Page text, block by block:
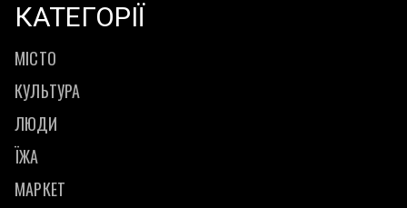
КАТЕГОРІЇ
МІСТО
КУЛЬТУРА
ЛЮДИ
ЇЖА
МАРКЕТ